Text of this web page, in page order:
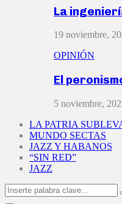
La
19 noviembre,
OPINIÓN
El
5 noviembre,
LA PATRIA
MUNDO SECTAS
JAZZ Y HABANOS
“SIN RED”
JAZZ
Search
for: